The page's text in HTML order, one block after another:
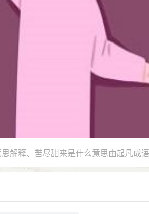
解释、苦尽甜来是什么意思由起凡成语